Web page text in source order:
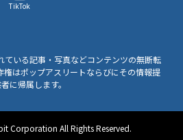
TikTok
ている記事・写真などコンテンツの無断転
権はポップアスリートならびにその情報提
に帰属します。
Corporation All Rights Reserved.